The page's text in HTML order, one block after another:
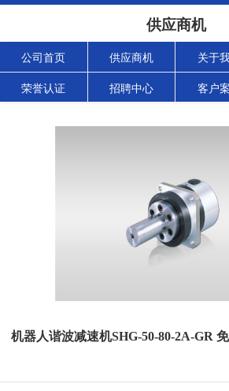
供应商机
公司首页 供应商机 关于
荣誉认证 招聘中心 客户
机器人谐波减速机SHG-50-80-2A-GR